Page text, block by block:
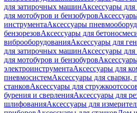
для затирочных машинАксессуары
для мотобуров и бензобуров
инструментаАксессуары
бензорезовАксессуары для
виброоборудованияАксессуары для
для затирочных машинАксессуары
для мотобуров и бензобуров
электроинструментаАксессуары для
пневмосистемАксессуары для сварки,
станковАксессуары для
бурения и сверленияАксессуары для
шлифованияАксессуары для